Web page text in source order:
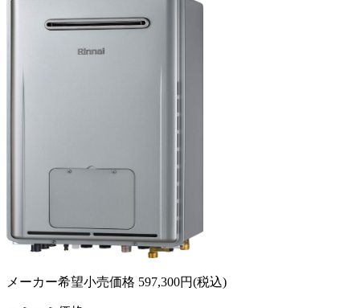
メーカー希望小売価格 597,300円(税込)